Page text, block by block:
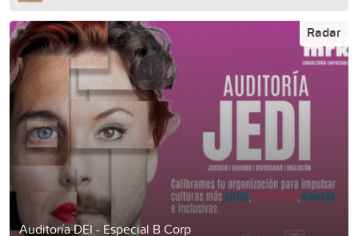
Auditoría DEI - Especial B Corp
Radar